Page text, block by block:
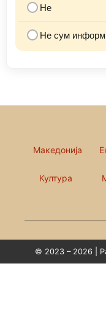
Не
Не сум
Македонија
Култура
© 2023 – 2026 |